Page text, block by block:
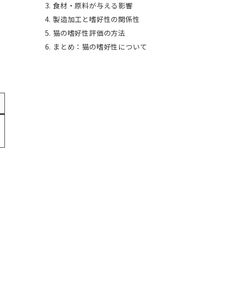
食材・原料が与える影響
製造加工と嗜好性の関係性
猫の嗜好性評価の方法
まとめ：猫の嗜好性について